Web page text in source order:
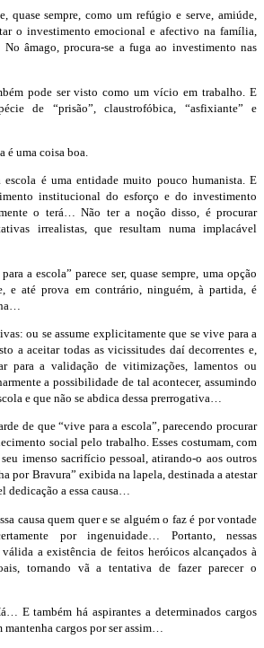
quase sempre, como um refúgio e serve, amiúde,
o investimento emocional e afectivo na família,
âmago, procura-se a fuga ao investimento nas
pode ser visto como um vício em trabalho. E
de “prisão”, claustrofóbica, “asfixiante” e
é uma coisa boa.
escola é uma entidade muito pouco humanista. E
institucional do esforço e do investimento
o terá… Não ter a noção disso, é procurar
irrealistas, que resultam numa implacável
a escola” parece ser, quase sempre, uma opção
e até prova em contrário, ninguém, à partida, é
ou se assume explicitamente que se vive para a
a aceitar todas as vicissitudes daí decorrentes e,
para a validação de vitimizações, lamentos ou
a possibilidade de tal acontecer, assumindo
e que não se abdica dessa prerrogativa…
de que “vive para a escola”, parecendo procurar
social pelo trabalho. Esses costumam, com
imenso sacrifício pessoal, atirando-o aos outros
por Bravura” exibida na lapela, destinada a atestar
dedicação a essa causa…
causa quem quer e se alguém o faz é por vontade
por ingenuidade… Portanto, nessas
a existência de feitos heróicos alcançados à
tornando vã a tentativa de fazer parecer o
E também há aspirantes a determinados cargos
cargos por ser assim…